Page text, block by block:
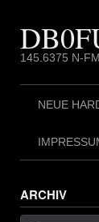
145.6375 N-
NEUE
ARCHIV